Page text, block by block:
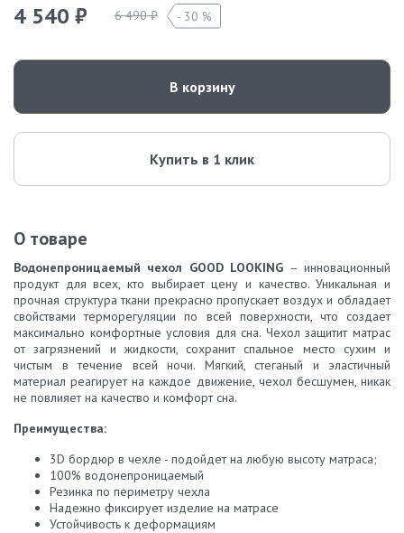
4 540 ₽ 6 490 ₽ 30 %
В корзину
Купить в 1 клик
О товаре
Водонепроницаемый чехол GOOD LOOKING – инновационный
продукт для всех, кто выбирает цену и качество. Уникальная и
прочная структура ткани прекрасно пропускает воздух и обладает
свойствами терморегуляции по всей поверхности, что создает
максимально комфортные условия для сна. Чехол защитит матрас
от загрязнений и жидкости, сохранит спальное место сухим и
чистым в течение всей ночи. Мягкий, стеганый и эластичный
материал реагирует на каждое движение, чехол бесшумен, никак
не повлияет на качество и комфорт сна.
Преимущества:
3D бордюр в чехле - подойдет на любую высоту матраса;
100% водонепроницаемый
Резинка по периметру чехла
Надежно фиксирует изделие на матрасе
Устойчивость к деформациям